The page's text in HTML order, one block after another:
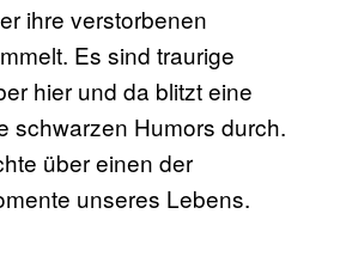
ihre verstorbenen
Es sind traurige
hier und da blitzt eine
schwarzen Humors durch.
über einen der
unseres Lebens.